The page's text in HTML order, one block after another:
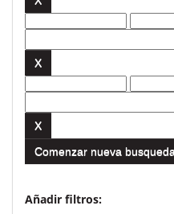
Comenzar nueva busqueda
Añadir filtros: